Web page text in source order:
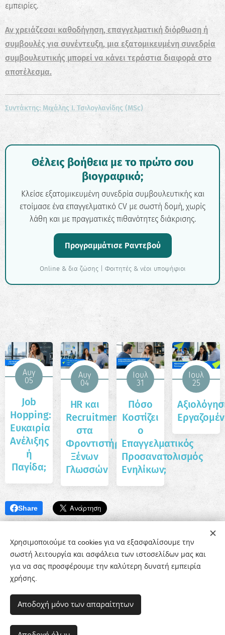
εμπειρίες.
Αν χρειάζεσαι καθοδήγηση, επαγγελματική διόρθωση ή
συμβουλές για συνέντευξη, μια εξατομικευμένη συνεδρία
συμβουλευτικής μπορεί να κάνει τεράστια διαφορά στο
αποτέλεσμα.
Συντάκτης: Μιχάλης Ι. Τσιλογλανίδης (MSc)
Θέλεις βοήθεια με το πρώτο σου
βιογραφικό;
Κλείσε εξατομικευμένη συνεδρία συμβουλευτικής και
ετοίμασε ένα επαγγελματικό CV με σωστή δομή, χωρίς
λάθη και με πραγματικές πιθανότητες διάκρισης.
Προγραμμάτισε Ραντεβού
Online & δια ζώσης | Φοιτητές & νέοι υποψήφιοι
Αυγ
05
Job
Hopping:
Ευκαιρία
Ανέλιξης
ή
Παγίδα;
Αυγ
04
HR και
Recruitment
στα
Φροντιστήρια
Ξένων
Γλωσσών
Ιουλ
31
Πόσο
Κοστίζει
ο
Επαγγελματικός
Προσανατολισμός
Ενηλίκων;
Ιουλ
25
Share
© 2020-26 Εργαστήρι Συμβουλευτικής & Προσανατολισμού
| Υλοποιήθηκε από τo CounselShop.gr
Χρησιμοποιούμε τα cookies για να εξασφαλίσουμε την
σωστή λειτουργία και ασφάλεια των ιστοσελίδων μας και
για να σας προσφέρουμε την καλύτερη δυνατή εμπειρία
χρήσης.
Αποδοχή μόνο των απαραίτητων